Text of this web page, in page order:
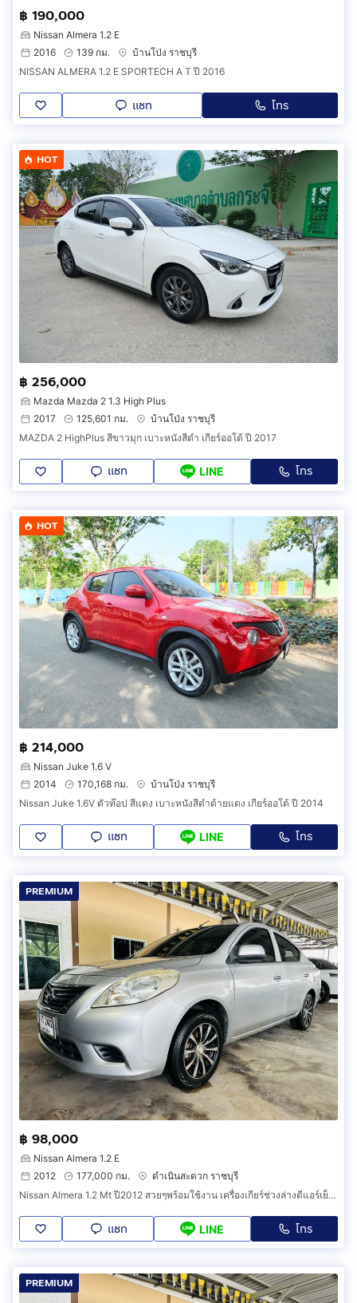
฿ 190,000
Nissan Almera 1.2 E
2016
139 กม.
บ้านโป่ง ราชบุรี
NISSAN ALMERA 1.2 E SPORTECH A T ปี 2016
แชท โทร
HOT
฿ 256,000
Mazda Mazda 2 1.3 High Plus
2017
125,601 กม.
บ้านโป่ง ราชบุรี
MAZDA 2 HighPlus สีขาวมุก เบาะหนังสีดำ เกียร์ออโต้ ปี 2017
แชท LINE โทร
HOT
฿ 214,000
Nissan Juke 1.6 V
2014
170,168 กม.
บ้านโป่ง ราชบุรี
Nissan Juke 1.6V ตัวท๊อป สีแดง เบาะหนังสีดำด้ายแดง เกียร์ออโต้ ปี 2014
แชท LINE โทร
PREMIUM
฿ 98,000
Nissan Almera 1.2 E
2012
177,000 กม.
ดำเนินสะดวก ราชบุรี
Nissan Almera 1.2 Mt ปี2012 สวยๆพร้อมใช้งาน เครื่องเกียร์ช่วงล่างดีแอร์เย็น ฟรีโอนให้ด้วยจร้า
แชท LINE โทร
PREMIUM